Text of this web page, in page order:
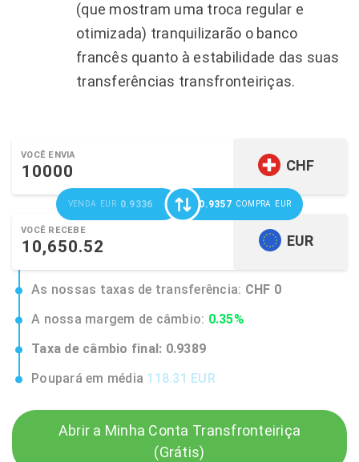
(que mostram uma troca regular e
otimizada) tranquilizarão o banco
francês quanto à estabilidade das suas
transferências transfronteiriças.
VOCÊ ENVIA
CHF
VENDA EUR 0.9336 0.9357 COMPRA EUR
VOCÊ RECEBE
EUR
As nossas taxas de transferência: CHF 0
A nossa margem de câmbio: 0.35%
Taxa de câmbio final: 0.9389
Poupará em média 118.31 EUR
Abrir a Minha Conta Transfronteiriça
(Grátis)